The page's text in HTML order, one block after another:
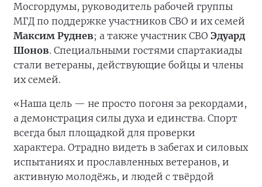
Мосгордумы, руководитель рабочей группы
МГД по поддержке участников СВО и их семей
Максим Руднев; а также участник СВО Эдуард
Шонов. Специальными гостями спартакиады
стали ветераны, действующие бойцы и члены
их семей.
«Наша цель — не просто погоня за рекордами,
а демонстрация силы духа и единства. Спорт
всегда был площадкой для проверки
характера. Отрадно видеть в забегах и силовых
испытаниях и прославленных ветеранов, и
активную молодёжь, и людей с твёрдой